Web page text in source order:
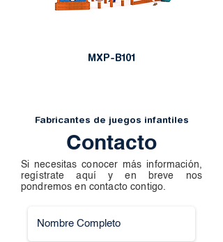
MXP-B101
Fabricantes de juegos infantiles
Contacto
Si necesitas conocer más información,
regístrate aquí y en breve nos
pondremos en contacto contigo.